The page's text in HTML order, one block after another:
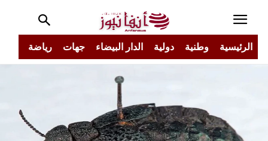
الرئيسية وطنية دولية الدار البيضاء جهات رياضة